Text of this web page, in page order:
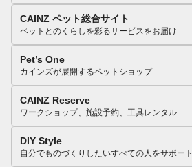
CAINZ ペット総合サイト
ペットとのくらしを彩るサービスをお届け
Pet’s One
カインズが展開するペットショップ
CAINZ Reserve
ワークショップ、施設予約、工具レンタル
DIY Style
自分でものづくりしたいすべての人をサポート